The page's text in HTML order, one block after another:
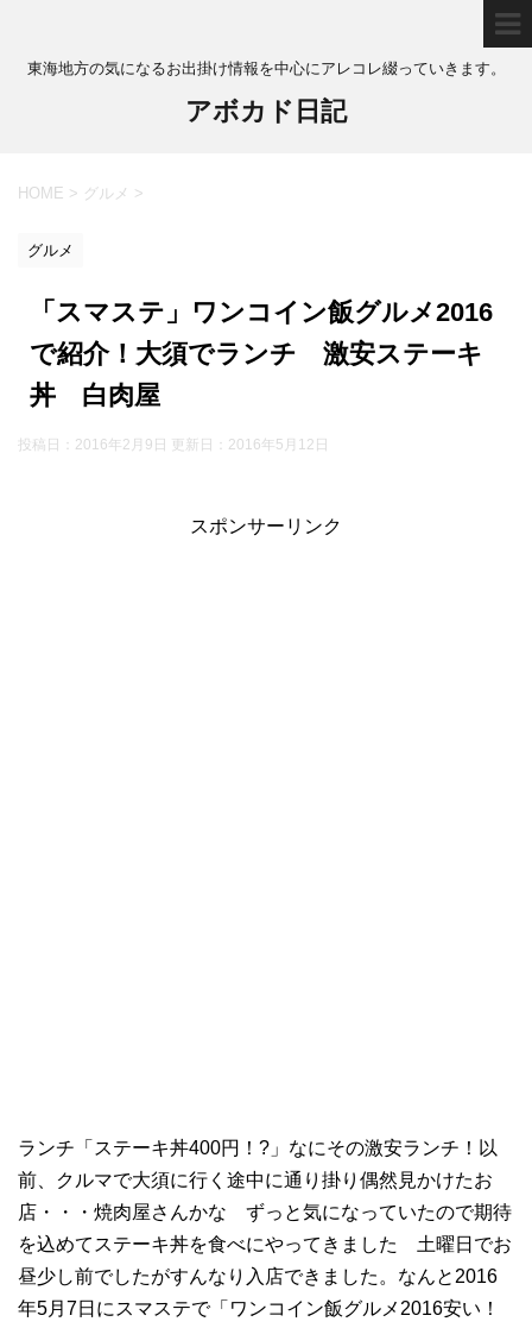
東海地方の気になるお出掛け情報を中心にアレコレ綴っていきます。
アボカド日記
HOME > グルメ >
グルメ
「スマステ」ワンコイン飯グルメ2016
で紹介！大須でランチ 激安ステーキ
丼 白肉屋
投稿日：2016年2月9日 更新日： 2016年5月12日
スポンサーリンク
ランチ「ステーキ丼400円！?」なにその激安ランチ！以
前、クルマで大須に行く途中に通り掛り偶然見かけたお
店・・・焼肉屋さんかな ずっと気になっていたので期待
を込めてステーキ丼を食べにやってきました 土曜日でお
昼少し前でしたがすんなり入店できました。なんと2016
年5月7日にスマステで「ワンコイン飯グルメ2016安い！